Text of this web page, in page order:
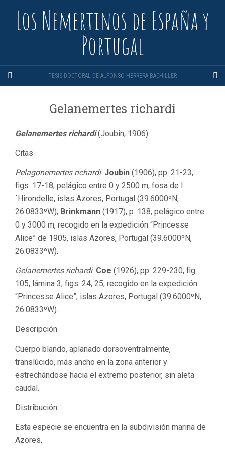
Los Nemertinos de España y
Portugal
TESIS DOCTORAL DE ALFONSO HERRERA BACHILLER
Gelanemertes richardi
Gelanemertes richardi(Joubin, 1906)
Citas
Pelagonemertes richardi: Joubin (1906), pp. 21-23,
figs. 17-18; pelágico entre 0 y 2500 m, fosa de l
´Hirondelle, islas Azores, Portugal (39.6000ºN,
26.0833ºW); Brinkmann (1917), p. 138; pelágico entre
0 y 3000 m, recogido en la expedición “Princesse
Alice” de 1905, islas Azores, Portugal (39.6000ºN,
26.0833ºW).
Gelanemertes richardi: Coe (1926), pp. 229-230, fig.
105, lámina 3, figs. 24, 25; recogido en la expedición
“Princesse Alice”, islas Azores, Portugal (39.6000ºN,
26.0833ºW).
Descripción
Cuerpo blando, aplanado dorsoventralmente,
translúcido, más ancho en la zona anterior y
estrechándose hacia el extremo posterior, sin aleta
caudal.
Distribución
Esta especie se encuentra en la subdivisión marina de
Azores.